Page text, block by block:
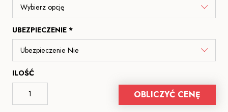
UBEZPIECZENIE *
ILOŚĆ
OBLICZYĆ CENĘ